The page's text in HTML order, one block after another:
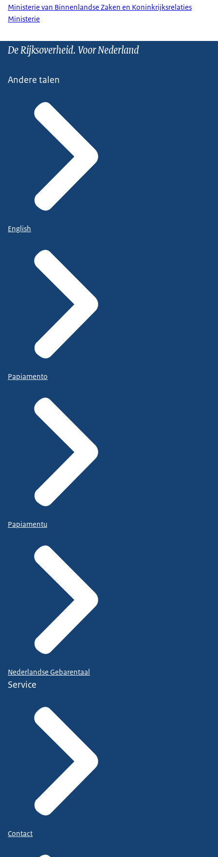
Ministerie van Binnenlandse Zaken en Koninkrijksrelaties
Ministerie
De Rijksoverheid. Voor Nederland
Andere talen
English
Papiamento
Papiamentu
Nederlandse Gebarentaal
Service
Contact